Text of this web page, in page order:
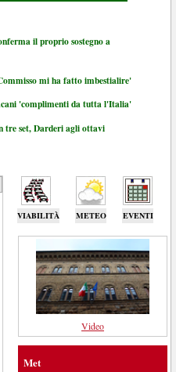
il proprio sostegno a
mi ha fatto imbestialire'
'complimenti da tutta l'Italia'
tre set, Darderi agli ottavi
VIABILITÀ METEO EVENTI
Video
Met